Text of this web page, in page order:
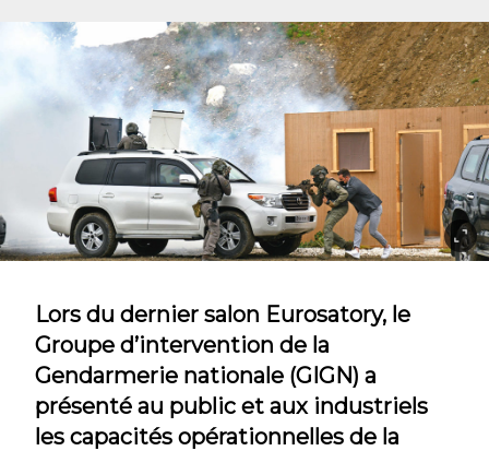
Lors du dernier salon Eurosatory, le
Groupe d’intervention de la
Gendarmerie nationale (GIGN) a
présenté au public et aux industriels
les capacités opérationnelles de la